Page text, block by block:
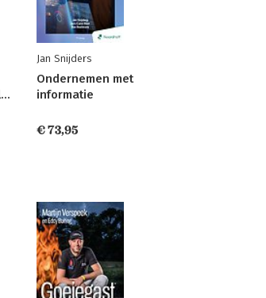
ondernemingsplan
Jan Snijders
Ondernemen met
informatie
€ 73,95